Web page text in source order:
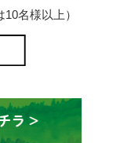
名様以上）